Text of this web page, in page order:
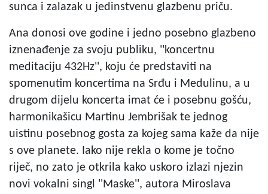
sunca i zalazak u jedinstvenu glazbenu priču.
Ana donosi ove godine i jedno posebno glazbeno
iznenađenje za svoju publiku, ''koncertnu
meditaciju 432Hz'', koju će predstaviti na
spomenutim koncertima na Srđu i Medulinu, a u
drugom dijelu koncerta imat će i posebnu gošću,
harmonikašicu Martinu Jembrišak te jednog
uistinu posebnog gosta za kojeg sama kaže da nije
s ove planete. Iako nije rekla o kome je točno
riječ, no zato je otkrila kako uskoro izlazi njezin
novi vokalni singl ''Maske'', autora Miroslava